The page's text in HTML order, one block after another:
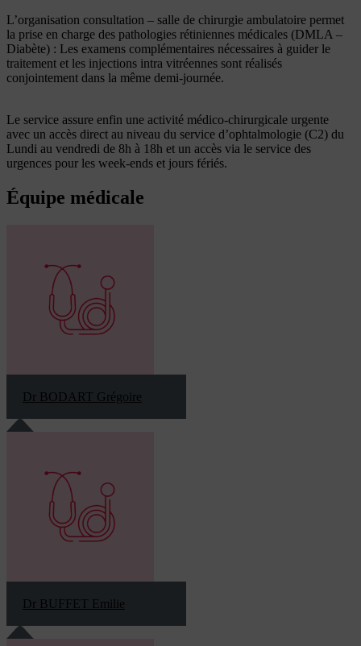
L’organisation consultation – salle de chirurgie ambulatoire permet
la prise en charge des pathologies rétiniennes médicales (DMLA –
Diabète) : Les examens complémentaires nécessaires à guider le
traitement et les injections intra vitréennes sont réalisés
conjointement dans la même demi-journée.
Le service assure enfin une activité médico-chirurgicale urgente
avec un accès direct au niveau du service d’ophtalmologie (C2) du
Lundi au vendredi de 8h à 18h et un accès via le service des
urgences pour les week-ends et jours fériés.
Équipe médicale
Dr BODART Grégoire
Dr BUFFET Emilie